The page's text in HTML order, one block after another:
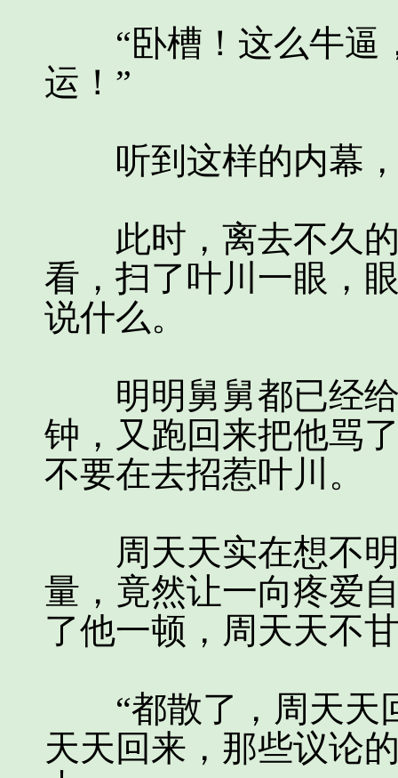
“卧槽！这么牛逼
运！”
听到这样的内幕，
此时，离去不久的
看，扫了叶川一眼，
说什么。
明明舅舅都已经给
钟，又跑回来把他骂
不要在去招惹叶川。
周天天实在想不明
量，竟然让一向疼爱
了他一顿，周天天不
“都散了，周天天
天天回来，那些议论